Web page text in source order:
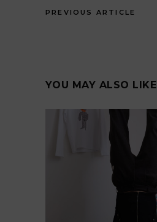
PREVIOUS ARTICLE
YOU MAY ALSO LIKE